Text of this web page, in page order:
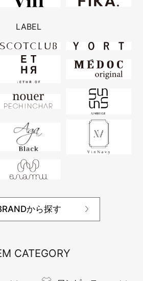
LABEL
から探す
CATEGORY